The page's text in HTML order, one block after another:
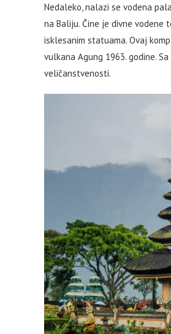
Nedaleko, nalazi se vodena
na Baliju. Čine je divne vodene
isklesanim statuama. Ovaj
vulkana Agung 1963. godine.
veličanstvenosti.